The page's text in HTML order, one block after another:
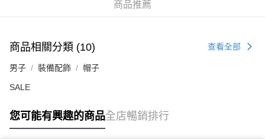
商品推薦
商品相關分類 (10) 查看全部
男子 裝備配飾 帽子
SALE
您可能有興趣的商品全店暢銷排行